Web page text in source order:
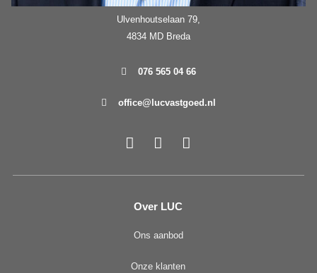
Ulvenhoutselaan 79,
4834 MD Breda
076 565 04 66
office@lucvastgoed.nl
Over LUC
Ons aanbod
Onze klanten